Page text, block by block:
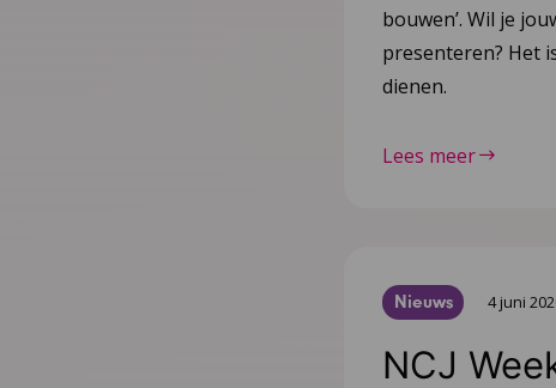
bouwen’. Wil je
presenteren? Het
dienen.
Lees meer
Nieuws 4 juni
NCJ